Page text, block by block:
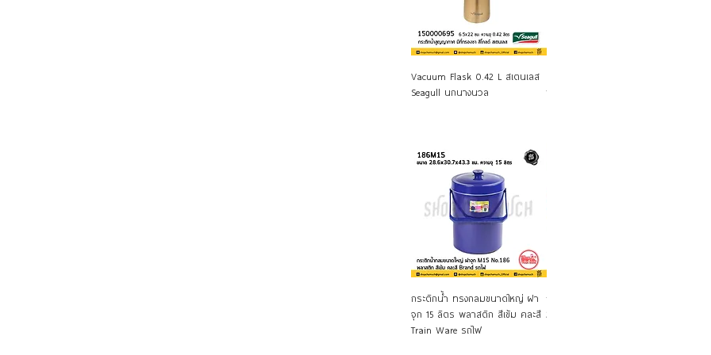
ดูข้อมูลด่วน
Vacuum Flask 0.42 L สเตนเลส
Seagull นกนางนวล
พลาสติก (PACK 6) Train Ware
ดูข้อมูลด่วน
กระติกน้ำ ทรงกลมขนาดใหญ่ ฝา
จุก 15 ลิตร พลาสติก สีเข้ม คละสี
Train Ware รถไฟ
กระติกน้ำแข็งกลม หูหิ้ว No.K3
26x35 ซม. คละสี 9 ลิตร พลาสติก